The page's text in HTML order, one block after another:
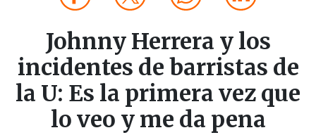
Johnny Herrera y los
incidentes de barristas de
la U: Es la primera vez que
lo veo y me da pena